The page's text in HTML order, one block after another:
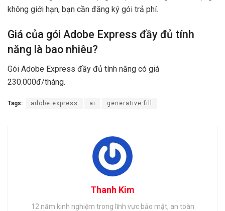
không giới hạn, bạn cần đăng ký gói trả phí.
Giá của gói Adobe Express đầy đủ tính
năng là bao nhiêu?
Gói Adobe Express đầy đủ tính năng có giá
230.000đ/tháng.
Tags: adobe express ai generative fill
Thanh Kim
12 năm kinh nghiệm trong lĩnh vực bảo mật, an toàn